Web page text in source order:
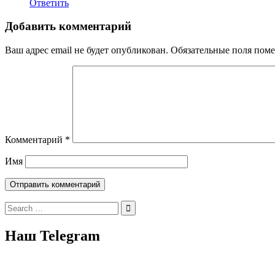
Ответить
Добавить комментарий
Ваш адрес email не будет опубликован. Обязательные поля
Комментарий *
Имя
Search
for:
Наш Telegram